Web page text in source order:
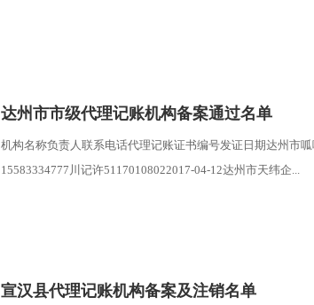
达州市市级代理记账机构备案通过名单
机构名称负责人联系电话代理记账证书编号发证日期达州市
15583334777川记许51170108022017-04-12达州市天纬企...
宣汉县代理记账机构备案及注销名单